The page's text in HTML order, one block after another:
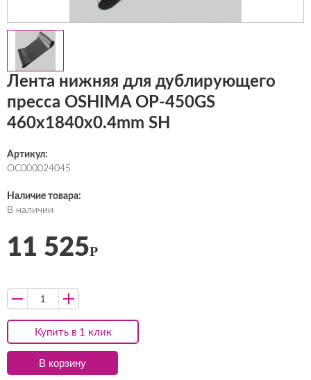
Лента нижняя для дублирующего
пресса OSHIMA OP-450GS
460х1840х0.4mm SH
Артикул:
ОС000024045
Наличие товара:
В наличии
Купить в 1 клик
11 525Р
В корзину